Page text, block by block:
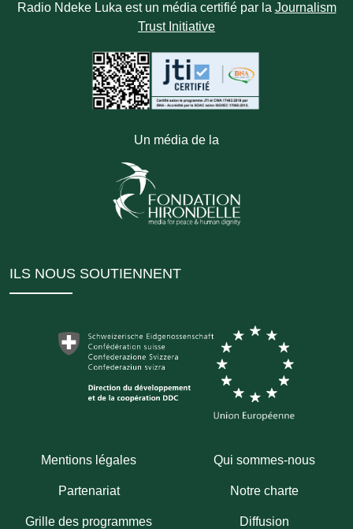
Radio Ndeke Luka est un média certifié par la Journalism
Trust Initiative
Un média de la
ILS NOUS SOUTIENNENT
Mentions légales Qui sommes-nous
Partenariat Notre charte
Grille des programmes Diffusion